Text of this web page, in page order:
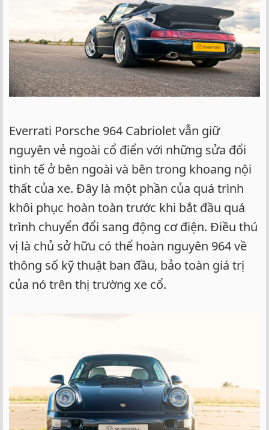
Everrati Porsche 964 Cabriolet vẫn giữ
nguyên vẻ ngoài cổ điển với những sửa đổi
tinh tế ở bên ngoài và bên trong khoang nội
thất của xe. Đây là một phần của quá trình
khôi phục hoàn toàn trước khi bắt đầu quá
trình chuyển đổi sang động cơ điện. Điều thú
vị là chủ sở hữu có thể hoàn nguyên 964 về
thông số kỹ thuật ban đầu, bảo toàn giá trị
của nó trên thị trường xe cổ.